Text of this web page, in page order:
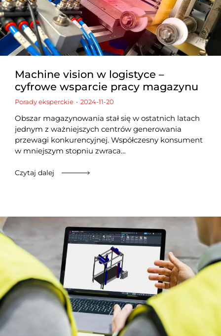
Machine vision w logistyce –
cyfrowe wsparcie pracy magazynu
Porady eksperckie 2024-11-20
Obszar magazynowania stał się w ostatnich latach
jednym z ważniejszych centrów generowania
przewagi konkurencyjnej. Współczesny konsument
w mniejszym stopniu zwraca…
Czytaj dalej